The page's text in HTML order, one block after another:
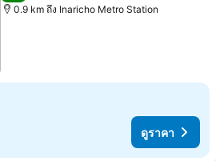
0.9 km ถึง Inaricho Metro Station
ดูราคา